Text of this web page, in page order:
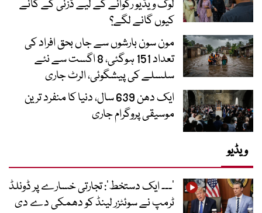
لوگ ویڈیو رکوانے کے لیے ڈزنی کے گانے
کیوں گانے لگے؟
مون سون بارشوں سے جاں بحق افراد کی
تعداد 151 ہوگئی، 8 اگست سے نئے
سلسلے کی پیشگوئی، الرٹ جاری
ایک دھن 639 سال، دنیا کا منفرد ترین
موسیقی پروگرام جاری
ویڈیو
’۔۔۔ ایک دستخط‘: تجارتی خسارے پر ڈونلڈ
ٹرمپ نے سوئٹزر لینڈ کو دھمکی دے دی